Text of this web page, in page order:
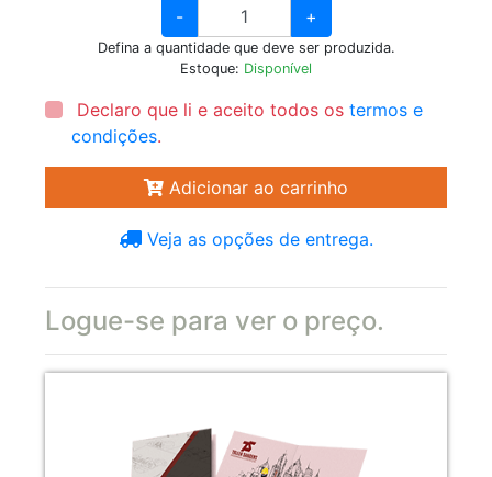
- +
Defina a quantidade que deve ser produzida.
Estoque: Disponível
Declaro que li e aceito todos ostermos e
condições.
Adicionar ao carrinho
Veja as opções de entrega.
Logue-se para ver o preço.